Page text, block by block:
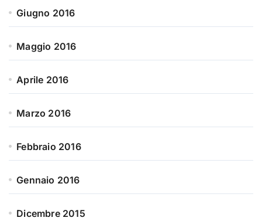
Giugno 2016
Maggio 2016
Aprile 2016
Marzo 2016
Febbraio 2016
Gennaio 2016
Dicembre 2015